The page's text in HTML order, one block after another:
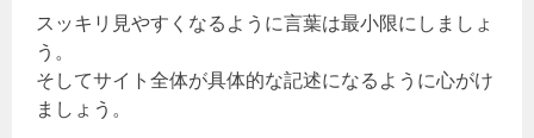
スッキリ見やすくなるように言葉は最小限にしましょ
う。
そしてサイト全体が具体的な記述になるように心がけ
ましょう。